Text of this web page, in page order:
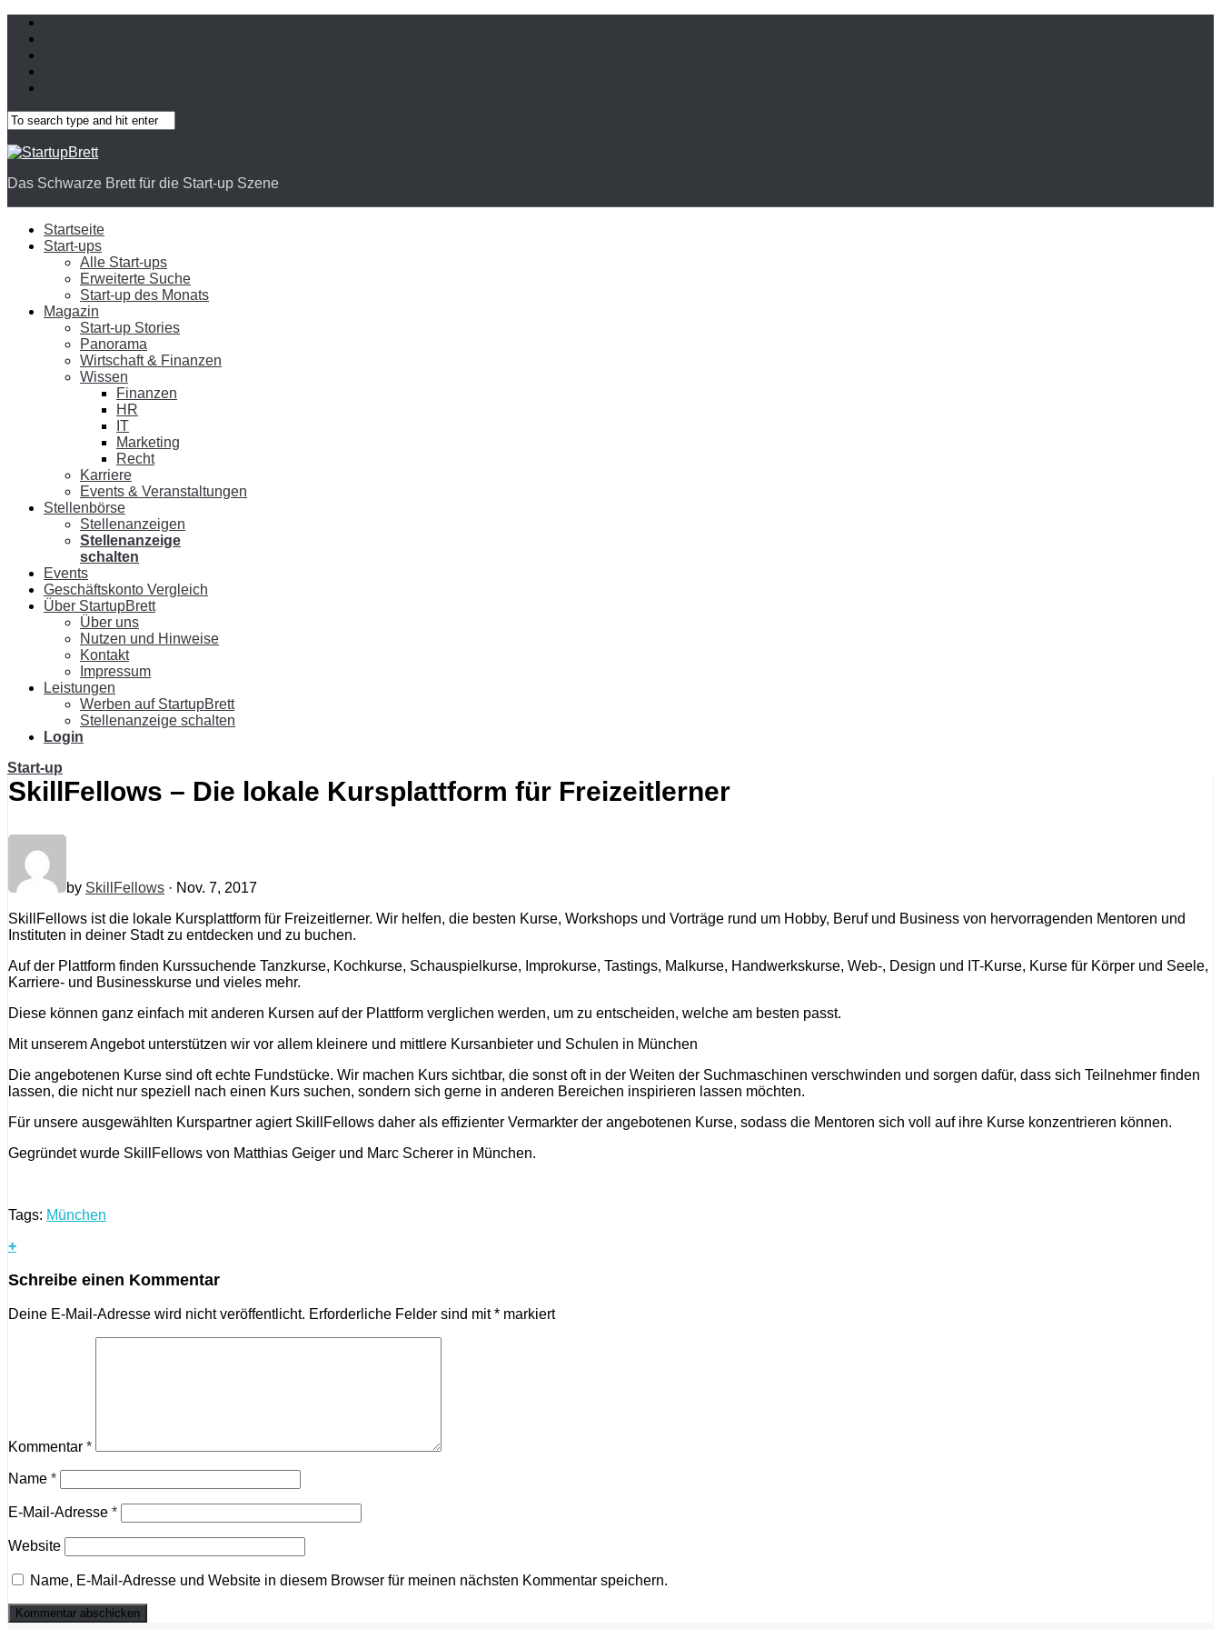
Das Schwarze Brett für die Start-up Szene
Startseite
Start-ups
Alle Start-ups
Erweiterte Suche
Start-up des Monats
Magazin
Start-up Stories
Panorama
Wirtschaft & Finanzen
Wissen
Finanzen
HR
IT
Marketing
Recht
Karriere
Events & Veranstaltungen
Stellenbörse
Stellenanzeigen
Stellenanzeige
schalten
Events
Geschäftskonto Vergleich
Über StartupBrett
Über uns
Nutzen und Hinweise
Kontakt
Impressum
Leistungen
Werben auf StartupBrett
Stellenanzeige schalten
Login
Start-up
SkillFellows – Die lokale Kursplattform für Freizeitlerner
by SkillFellows · Nov. 7, 2017
SkillFellows ist die lokale Kursplattform für Freizeitlerner. Wir helfen, die besten Kurse, Workshops und Vorträge rund um Hobby, Beruf und Business von hervorragenden Mentoren und
Instituten in deiner Stadt zu entdecken und zu buchen.
Auf der Plattform finden Kurssuchende Tanzkurse, Kochkurse, Schauspielkurse, Improkurse, Tastings, Malkurse, Handwerkskurse, Web-, Design und IT-Kurse, Kurse für Körper und Seele,
Karriere- und Businesskurse und vieles mehr.
Diese können ganz einfach mit anderen Kursen auf der Plattform verglichen werden, um zu entscheiden, welche am besten passt.
Mit unserem Angebot unterstützen wir vor allem kleinere und mittlere Kursanbieter und Schulen in München
Die angebotenen Kurse sind oft echte Fundstücke. Wir machen Kurs sichtbar, die sonst oft in der Weiten der Suchmaschinen verschwinden und sorgen dafür, dass sich Teilnehmer finden
lassen, die nicht nur speziell nach einen Kurs suchen, sondern sich gerne in anderen Bereichen inspirieren lassen möchten.
Für unsere ausgewählten Kurspartner agiert SkillFellows daher als effizienter Vermarkter der angebotenen Kurse, sodass die Mentoren sich voll auf ihre Kurse konzentrieren können.
Gegründet wurde SkillFellows von Matthias Geiger und Marc Scherer in München.
Tags: München
+
Schreibe einen Kommentar
Deine E-Mail-Adresse wird nicht veröffentlicht. Erforderliche Felder sind mit* markiert
Kommentar *
Name *
E-Mail-Adresse *
Website
Name, E-Mail-Adresse und Website in diesem Browser für meinen nächsten Kommentar speichern.